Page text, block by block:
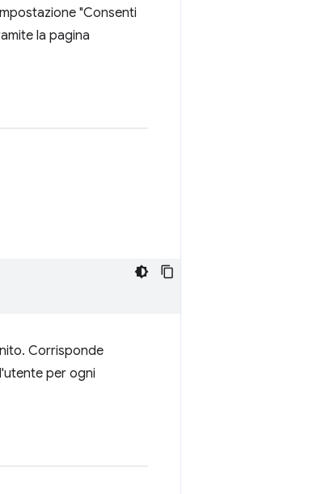
"Consenti
la pagina
Corrisponde
per ogni